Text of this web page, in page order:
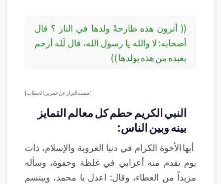
(( أترون هذه طارحةً ولدها في النار ؟ قال
أصحابه: لا والله يا رسول الله، قال لَله أرحم
بعبده من هذه بولدها ))
[مسند البزار عن عمر بن الخطاب]
النبي الكريم حطم كل معالم التمايز
بينه وبين الناس:
أيها الأخوة الكرام في دنيا العروبة والإسلام، ذات
يوم تقدم منه أعرابي في غلظة وجفوة، وسأله
مزيداً من العطاء، وقال: اعدل يا محمد، ويبتسم